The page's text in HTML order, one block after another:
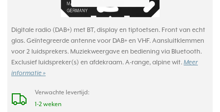
Digitale radio (DAB+) met BT, display en tiptoetsen. Front van echt
glas. Geïntegreerde antenne voor DAB+ en VHF. Aansluitklemmen
voor 2 luidsprekers. Muziekweergave en bediening via Bluetooth.
Exclusief luidspreker(s) en afdekraam. A-range, alpine wit. Meer
informatie »
Verwachte levertijd:
1-2 weken